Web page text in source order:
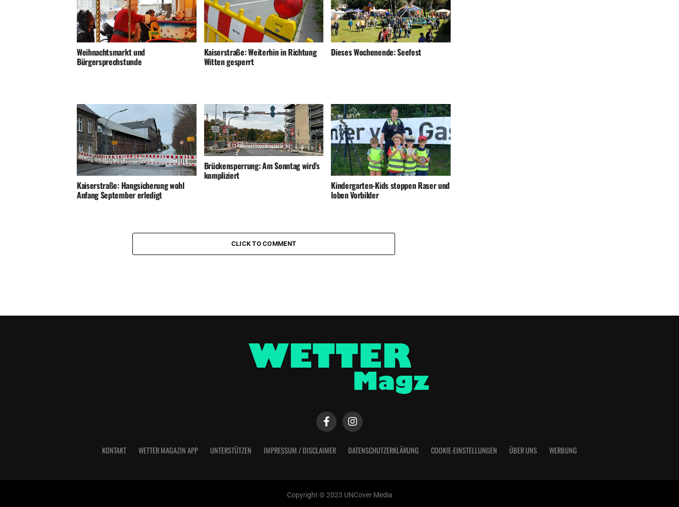
Weihnachtsmarkt und
Bürgersprechstunde
Kaiserstraße: Weiterhin in Richtung
Witten gesperrt
Dieses Wochenende: Seefest
Kaiserstraße: Hangsicherung wohl
Anfang September erledigt
Brückensperrung: Am Sonntag wird’s
kompliziert
Kindergarten-Kids stoppen Raser und
loben Vorbilder
CLICK TO COMMENT
KONTAKT WETTER MAGAZIN APP UNTERSTÜTZEN IMPRESSUM / DISCLAIMER DATENSCHUTZERKLÄRUNG COOKIE-EINSTELLUNGEN ÜBER UNS WERBUNG
Copyright © 2023 UNCover Media